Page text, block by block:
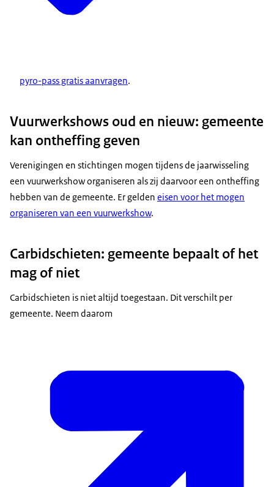
pyro-pass gratis aanvragen.
Vuurwerkshows oud en nieuw: gemeente
kan ontheffing geven
Verenigingen en stichtingen mogen tijdens de jaarwisseling
een vuurwerkshow organiseren als zij daarvoor een ontheffing
hebben van de gemeente. Er gelden eisen voor het mogen
organiseren van een vuurwerkshow.
Carbidschieten: gemeente bepaalt of het
mag of niet
Carbidschieten is niet altijd toegestaan. Dit verschilt per
gemeente. Neem daarom